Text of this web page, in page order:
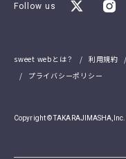
Follow us
sweet webとは？ 利用規約
プライバシーポリシー
Copyright ©